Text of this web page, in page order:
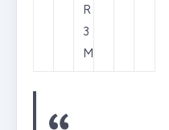
R
3
M